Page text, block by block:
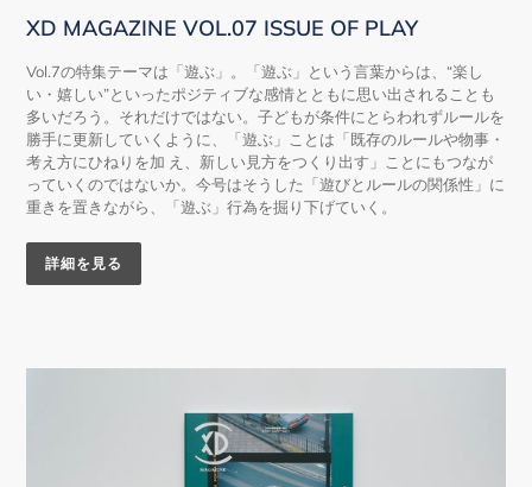
XD MAGAZINE VOL.07 ISSUE OF PLAY
Vol.7の特集テーマは「遊ぶ」。「遊ぶ」という言葉からは、“楽し
い・嬉しい”といったポジティブな感情とともに思い出されることも
多いだろう。それだけではない。子どもが条件にとらわれずルールを
勝手に更新していくように、「遊ぶ」ことは「既存のルールや物事・
考え方にひねりを加 え、新しい見方をつくり出す」ことにもつなが
っていくのではないか。今号はそうした「遊びとルールの関係性」に
重きを置きながら、「遊ぶ」行為を掘り下げていく。
詳細を見る